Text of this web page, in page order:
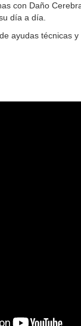
con Daño
día a día.
ayudas técnicas